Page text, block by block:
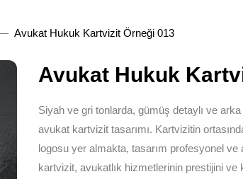
Avukat Hukuk Kartvizit Örneği 013
Avukat Hukuk
Siyah ve gri tonlarda, gümüş detaylı ve
avukat kartvizit tasarımı. Kartvizitin
logosu yer almakta, tasarım profesyonel ve
kartvizit, avukatlık hizmetlerinin prestijini ve